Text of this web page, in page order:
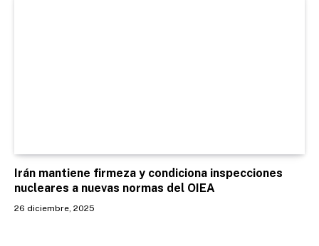
Irán mantiene firmeza y condiciona inspecciones
nucleares a nuevas normas del OIEA
26 diciembre, 2025